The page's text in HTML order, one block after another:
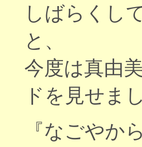
しばらくし
と、
今度は真由
ドを見せま
『なごやか